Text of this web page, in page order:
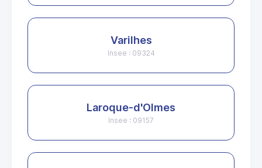
Varilhes
Insee : 09324
Laroque-d'Olmes
Insee : 09157